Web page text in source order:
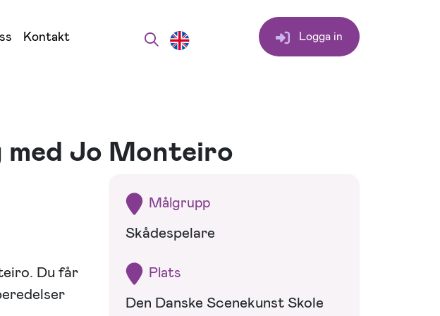
Kontakt Logga in
Jo Monteiro
Du får
Målgrupp
Skådespelare
Plats
Den Danske Scenekunst Skole